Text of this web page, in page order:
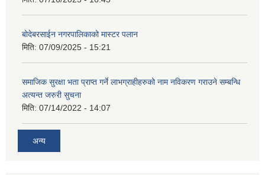
बोदेबरसाईन नगरपालिकाको मास्टर पलान
मिति: 07/09/2025 - 15:21
समाजिक सुरक्षा भता प्राप्त गर्ने लाभग्राहीहरुको नाम नविकरण गराउने सम्बन्धि
अत्यन्त जरुरी सुचना
मिति: 07/14/2022 - 14:07
अन्य